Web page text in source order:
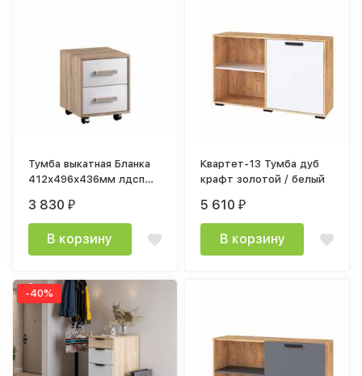
Тумба выкатная Бланка
412х496х436мм лдсп
тиснением
3 830₽
В корзину
Квартет-13 Тумба дуб
крафт золотой / белый
5 610₽
В корзину
-40%